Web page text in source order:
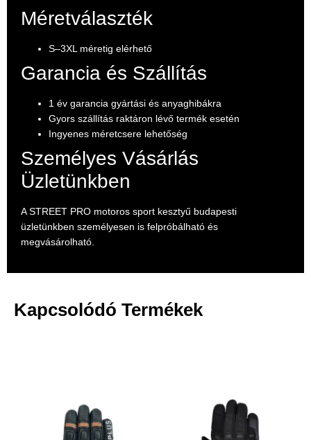
Méretválaszték
S–3XL méretig elérhető
Garancia és Szállítás
1 év garancia gyártási és anyaghibákra
Gyors szállítás raktáron lévő termék esetén
Ingyenes méretcsere lehetőség
Személyes Vásárlás
Üzletünkben
A STREET PRO motoros sport kesztyű budapesti
üzletünkben személyesen is felpróbálható és
megvásárolható.
Kapcsolódó Termékek